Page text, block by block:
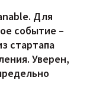
Для
событие –
стартапа
Уверен,